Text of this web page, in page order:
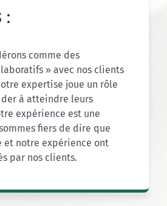
:
comme des
» avec nos clients
expertise joue un rôle
à atteindre leurs
expérience est une
fiers de dire que
et notre expérience ont
par nos clients.